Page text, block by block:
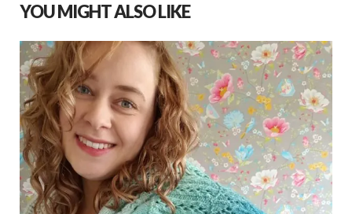
YOU MIGHT ALSO LIKE